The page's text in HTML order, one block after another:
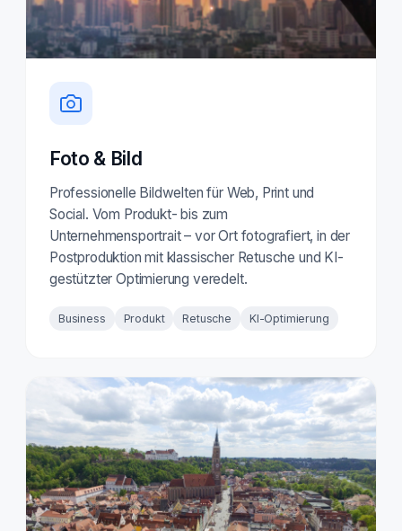
Foto & Bild
Professionelle Bildwelten für Web, Print und
Social. Vom Produkt- bis zum
Unternehmensportrait – vor Ort fotografiert, in der
Postproduktion mit klassischer Retusche und KI-
gestützter Optimierung veredelt.
Business Produkt Retusche KI-Optimierung